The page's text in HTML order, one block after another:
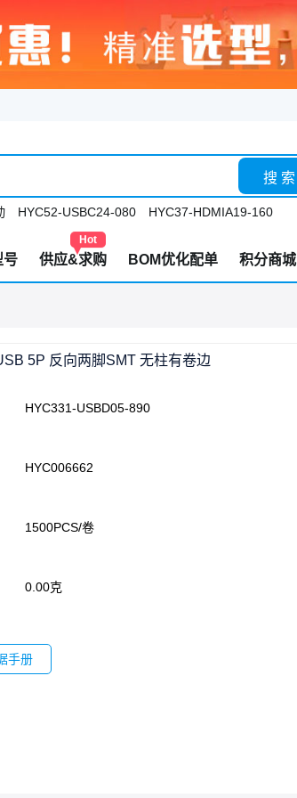
HYC52-USBC24-080 HYC37-HDMIA19-160
搜 索
号
Hot
供应&求购 BOM优化配单 积分商城
5P 反向两脚SMT 无柱有卷边
HYC331-USBD05-890
HYC006662
1500PCS/卷
0.00克
手册